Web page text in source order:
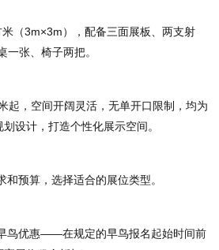
（3m×3m），配备三面展板、两支射
一张、椅子两把。
起，空间开阔灵活，无单开口限制，均为
设计，打造个性化展示空间。
和预算，选择适合的展位类型。
鸟优惠——在规定的早鸟报名起始时间前